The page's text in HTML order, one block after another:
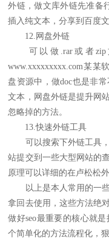
外链，做文库外链先准备
插入纯文本，分享到百度
12.网盘外链
可以做.rar或者zip
www.xxxxxxxxx.com某某
盘资源中，做doc也是非
文本，网盘外链是提升网
忽略掉的方法。
13.快速外链工具
可以搜索下外链工具，
站提交到一些大型网站的
原理可以详细的在卢松松
以上是本人常用的一些
拿回去使用，这些方法绝
做好seo最重要的核心就
个简单化的方法流程化，